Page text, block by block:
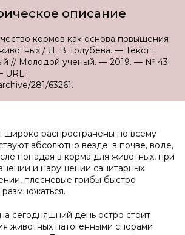
описание
кормов как основа повышения
/ Д. В. Голубева. — Текст :
// Молодой ученый. — 2019. — № 43
URL:
281/63261.
широко распространены по всему
абсолютно везде: в почве, воде,
попадая в корма для животных, при
и нарушении санитарных
плесневые грибы быстро
сегодняшний день остро стоит
животных патогенными спорами